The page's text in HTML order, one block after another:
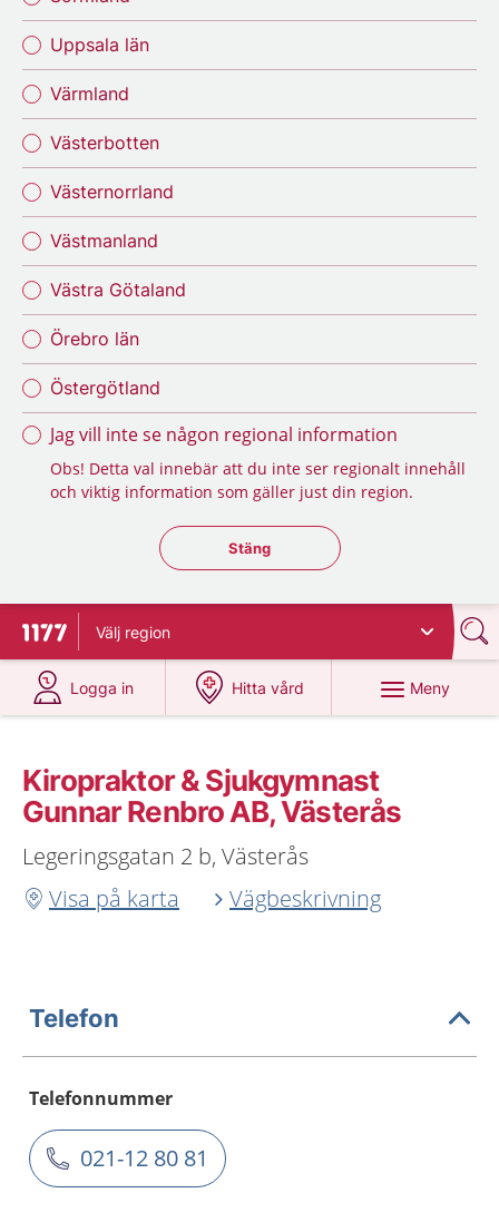
Uppsala län
Värmland
Västerbotten
Västernorrland
Västmanland
Västra Götaland
Örebro län
Östergötland
Jag vill inte se någon regional information
Obs! Detta val innebär att du inte ser regionalt innehåll
och viktig information som gäller just din region.
Stäng regionsväljaren
Stäng
Till startsidan för 1177
Välj region
Logga in
på 1177.se
Hitta vård
på 1177.se
Meny
Kiropraktor & Sjukgymnast
Gunnar Renbro AB, Västerås
Legeringsgatan 2 b, Västerås
Visa på karta
Vägbeskrivning
Telefon
Telefonnummer
021-12 80 81